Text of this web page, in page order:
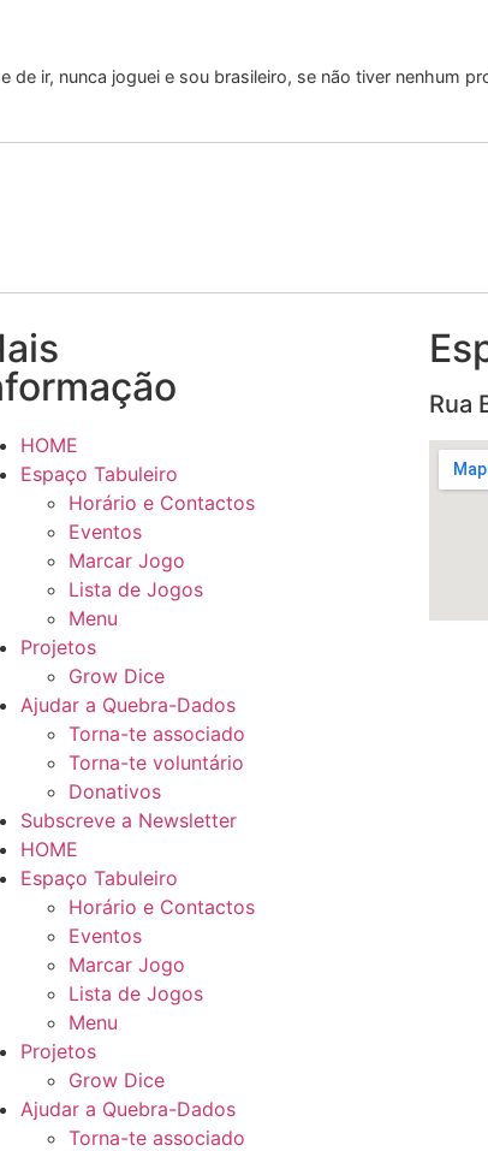
ir, nunca joguei e sou brasileiro, se não tiver nenhum
HOME
Espaço Tabuleiro
Horário e Contactos
Eventos
Marcar Jogo
Lista de Jogos
Menu
Projetos
Grow Dice
Ajudar a Quebra-Dados
Torna-te associado
Torna-te voluntário
Donativos
Subscreve a Newsletter
HOME
Espaço Tabuleiro
Horário e Contactos
Eventos
Marcar Jogo
Lista de Jogos
Menu
Projetos
Grow Dice
Ajudar a Quebra-Dados
Torna-te associado
Rua